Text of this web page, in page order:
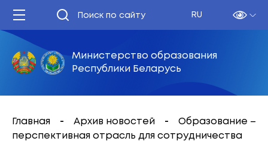
RU
Министерство образования
Республики Беларусь
Главная Архив новостей
Образование –
перспективная отрасль для сотрудничества